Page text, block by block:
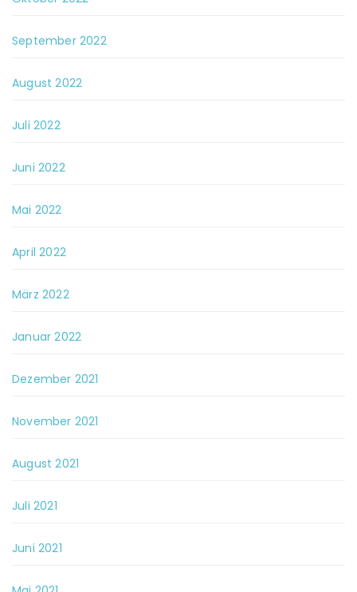
September 2022
August 2022
Juli 2022
Juni 2022
Mai 2022
April 2022
März 2022
Januar 2022
Dezember 2021
November 2021
August 2021
Juli 2021
Juni 2021